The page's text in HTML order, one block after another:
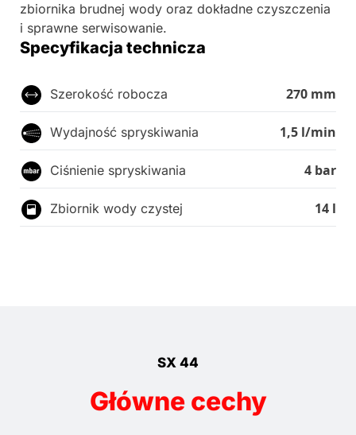
zbiornika brudnej wody oraz dokładne czyszczenia
i sprawne serwisowanie.
Specyfikacja technicza
Szerokość robocza 270 mm
Wydajność spryskiwania 1,5 l/min
Ciśnienie spryskiwania 4 bar
Zbiornik wody czystej 14 l
SX 44
Główne cechy